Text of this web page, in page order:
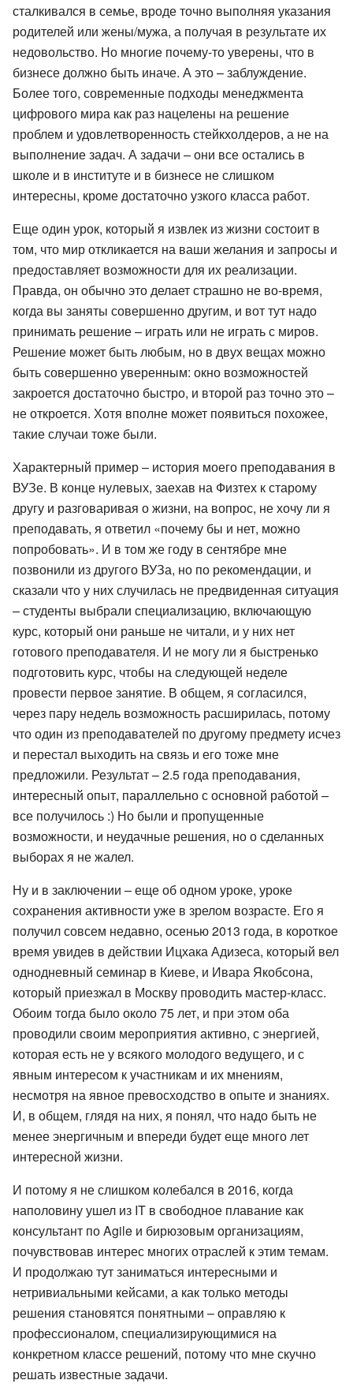
сталкивался в семье, вроде точно выполняя указания
родителей или жены/мужа, а получая в результате их
недовольство. Но многие почему-то уверены, что в
бизнесе должно быть иначе. А это – заблуждение.
Более того, современные подходы менеджмента
цифрового мира как раз нацелены на решение
проблем и удовлетворенность стейкхолдеров, а не на
выполнение задач. А задачи – они все остались в
школе и в институте и в бизнесе не слишком
интересны, кроме достаточно узкого класса работ.
Еще один урок, который я извлек из жизни состоит в
том, что мир откликается на ваши желания и запросы и
предоставляет возможности для их реализации.
Правда, он обычно это делает страшно не во-время,
когда вы заняты совершенно другим, и вот тут надо
принимать решение – играть или не играть с миров.
Решение может быть любым, но в двух вещах можно
быть совершенно уверенным: окно возможностей
закроется достаточно быстро, и второй раз точно это –
не откроется. Хотя вполне может появиться похожее,
такие случаи тоже были.
Характерный пример – история моего преподавания в
ВУЗе. В конце нулевых, заехав на Физтех к старому
другу и разговаривая о жизни, на вопрос, не хочу ли я
преподавать, я ответил «почему бы и нет, можно
попробовать». И в том же году в сентябре мне
позвонили из другого ВУЗа, но по рекомендации, и
сказали что у них случилась не предвиденная ситуация
– студенты выбрали специализацию, включающую
курс, который они раньше не читали, и у них нет
готового преподавателя. И не могу ли я быстренько
подготовить курс, чтобы на следующей неделе
провести первое занятие. В общем, я согласился,
через пару недель возможность расширилась, потому
что один из преподавателей по другому предмету исчез
и перестал выходить на связь и его тоже мне
предложили. Результат – 2.5 года преподавания,
интересный опыт, параллельно с основной работой –
все получилось :) Но были и пропущенные
возможности, и неудачные решения, но о сделанных
выборах я не жалел.
Ну и в заключении – еще об одном уроке, уроке
сохранения активности уже в зрелом возрасте. Его я
получил совсем недавно, осенью 2013 года, в короткое
время увидев в действии Ицхака Адизеса, который вел
однодневный семинар в Киеве, и Ивара Якобсона,
который приезжал в Москву проводить мастер-класс.
Обоим тогда было около 75 лет, и при этом оба
проводили своим мероприятия активно, с энергией,
которая есть не у всякого молодого ведущего, и с
явным интересом к участникам и их мнениям,
несмотря на явное превосходство в опыте и знаниях.
И, в общем, глядя на них, я понял, что надо быть не
менее энергичным и впереди будет еще много лет
интересной жизни.
И потому я не слишком колебался в 2016, когда
наполовину ушел из IT в свободное плавание как
консультант по Agile и бирюзовым организациям,
почувствовав интерес многих отраслей к этим темам.
И продолжаю тут заниматься интересными и
нетривиальными кейсами, а как только методы
решения становятся понятными – оправляю к
профессионалом, специализирующимися на
конкретном классе решений, потому что мне скучно
решать известные задачи.